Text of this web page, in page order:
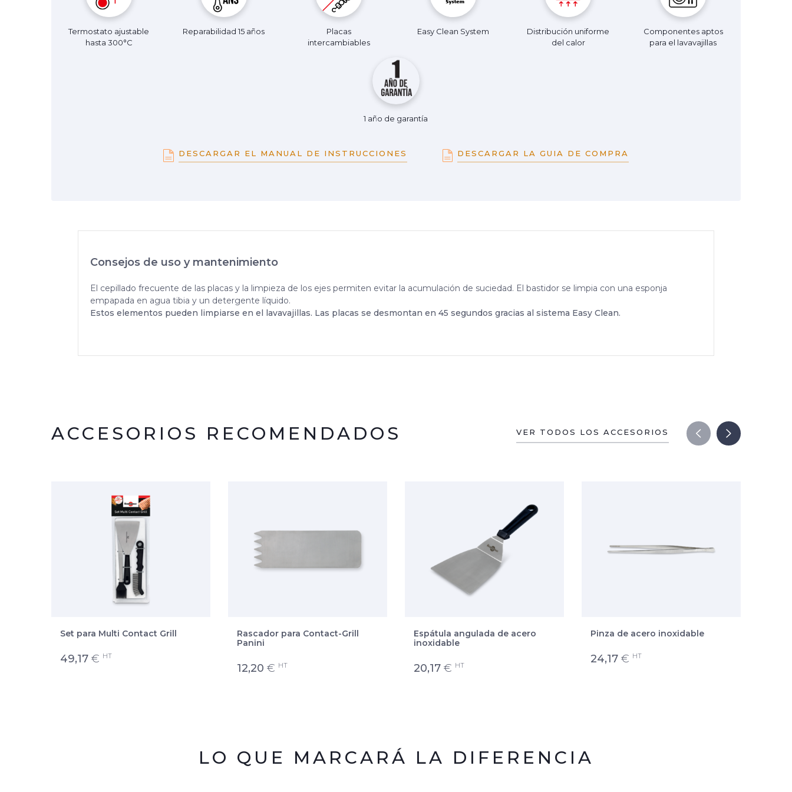
Termostato ajustable
hasta 300°C
Reparabilidad 15 años
Placas
intercambiables
Easy Clean System
Distribución uniforme
del calor
Componentes aptos
para el lavavajillas
1 año de garantía
DESCARGAR EL MANUAL DE INSTRUCCIONES DESCARGAR LA GUIA DE COMPRA
Consejos de uso y mantenimiento
El cepillado frecuente de las placas y la limpieza de los ejes permiten evitar la acumulación de suciedad. El bastidor se limpia con una esponja
empapada en agua tibia y un detergente líquido.
Estos elementos pueden limpiarse en el lavavajillas. Las placas se desmontan en 45 segundos gracias al sistema Easy Clean.
ACCESORIOS RECOMENDADOS VER TODOS LOS ACCESORIOS
Set para Multi Contact Grill
49,17 € HT
Rascador para Contact-Grill
Panini
12,20 € HT
Espátula angulada de acero
inoxidable
20,17 € HT
Pinza de acero inoxidable
24,17 € HT
LO QUE MARCARÁ LA DIFERENCIA